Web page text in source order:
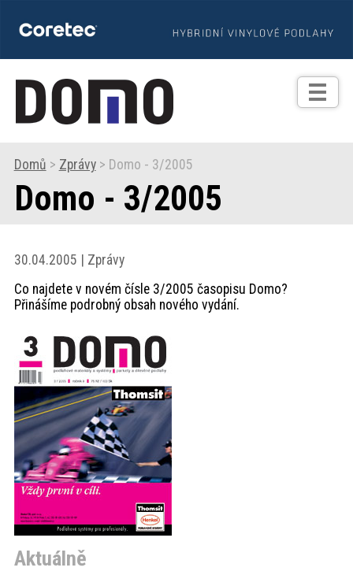
TIPY
Zprávy
Praxe
Produkty
Prodejní
akce
ProfiMag
Kontakt
Domů > Zprávy> Domo - 3/2005
Domo - 3/2005
30.04.2005 | Zprávy
Co najdete v novém čísle 3/2005 časopisu Domo?
Přinášíme podrobný obsah nového vydání.
Aktuálně